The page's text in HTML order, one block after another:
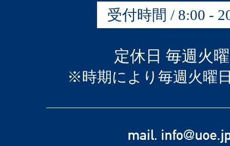
受付時間 / 8:00 -
定休日 毎週火
※時期により毎週火曜